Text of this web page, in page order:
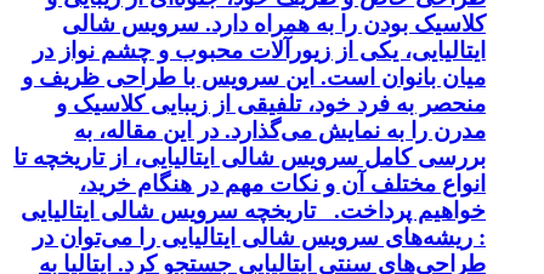
کلاسیک بودن را به همراه دارد. سرویس شالی
ایتالیایی، یکی از زیورآلات محبوب و چشم نواز در
میان بانوان است. این سرویس با طراحی ظریف و
منحصر به فرد خود، تلفیقی از زیبایی کلاسیک و
مدرن را به نمایش می‌گذارد. در این مقاله، به
بررسی کامل سرویس شالی ایتالیایی، از تاریخچه تا
انواع مختلف آن و نکات مهم در هنگام خرید،
خواهیم پرداخت. تاریخچه سرویس شالی ایتالیایی
: ریشه‌های سرویس شالی ایتالیایی را می‌توان در
طراحی‌های سنتی ایتالیایی جستجو کرد. ایتالیا به